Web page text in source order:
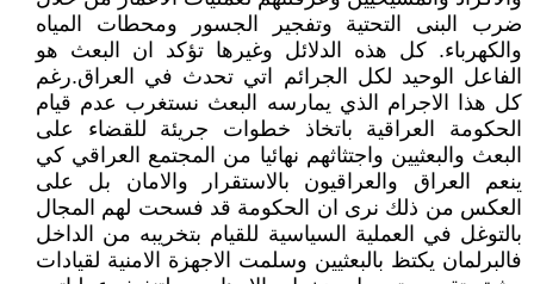
ضرب البنى التحتية وتفجير الجسور ومحطات المياه
والكهرباء. كل هذه الدلائل وغيرها تؤكد ان البعث هو
الفاعل الوحيد لكل الجرائم اتي تحدث في العراق.رغم
كل هذا الاجرام الذي يمارسه البعث نستغرب عدم قيام
الحكومة العراقية باتخاذ خطوات جريئة للقضاء على
البعث والبعثيين واجتثاثهم نهائيا من المجتمع العراقي كي
ينعم العراق والعراقيون بالاستقرار والامان بل على
العكس من ذلك نرى ان الحكومة قد فسحت لهم المجال
بالتوغل في العملية السياسية للقيام بتخريبه من الداخل
فالبرلمان يكتظ بالبعثيين وسلمت الاجهزة الامنية لقيادات